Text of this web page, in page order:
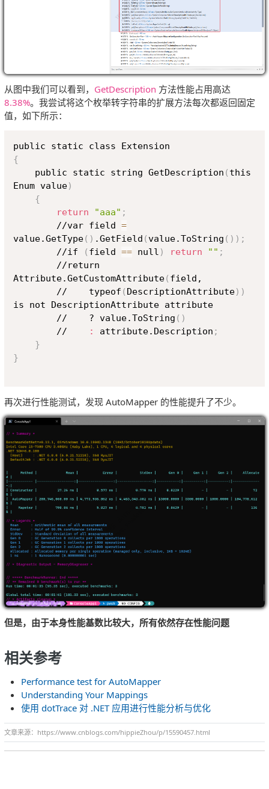
从图中我们可以看到， GetDescription 方法性能占用高达
8.38%。我尝试将这个枚举转字符串的扩展方法每次都返回固定
值，如下所示：
{
    public static string GetDescription
( this
Enum value)
{
return
"aaa" ;
        //var field
=
value.GetType( ) .GetField (value.ToString ( )) ;
        //if
( field == null ) return "" ;
Attribute.GetCustomAttribute( field,
        //    typeof
( DescriptionAttribute))
is not DescriptionAttribute attribute
        //    ? value.ToString
( )
        //
: attribute.Description ;
}
}
再次进行性能测试，发现 AutoMapper 的性能提升了不少。
但是，由于本身性能基数比较大，所有依然存在性能问题
相关参考
Performance test for AutoMapper
Understanding Your Mappings
使用 dotTrace 对 .NET 应用进行性能分析与优化
文章来源：https://www.cnblogs.com/hippieZhou/p/15590457.html